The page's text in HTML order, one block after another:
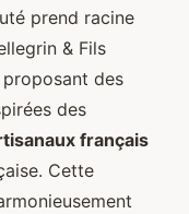
prend racine
& Fils
des
des
français
Cette